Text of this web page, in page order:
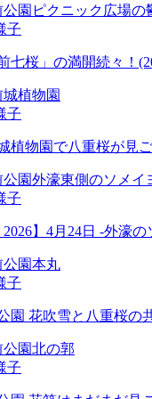
子
七桜」の満開続々！
子
植物園で八重桜が見
子
2026】4月24日 -外濠
子
園 花吹雪と八重桜の
子